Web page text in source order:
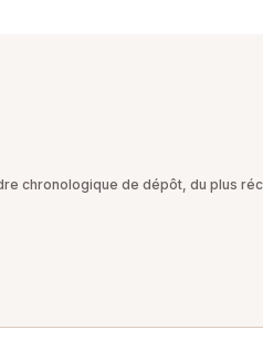
chronologique de dépôt, du plus